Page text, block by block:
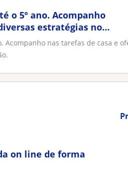
o 5º ano. Acompanho
estratégias no
Acompanho nas tarefas de casa e
on line de forma